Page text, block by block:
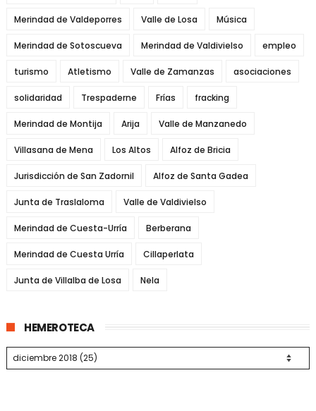
Merindad de Valdeporres Valle de Losa Música
Merindad de Sotoscueva Merindad de Valdivielso empleo
turismo Atletismo Valle de Zamanzas asociaciones
solidaridad Trespaderne Frías fracking
Merindad de Montija Arija Valle de Manzanedo
Villasana de Mena Los Altos Alfoz de Bricia
Jurisdicción de San Zadornil Alfoz de Santa Gadea
Junta de Traslaloma Valle de Valdivielso
Merindad de Cuesta-Urría Berberana
Merindad de Cuesta Urría Cillaperlata
Junta de Villalba de Losa Nela
HEMEROTECA